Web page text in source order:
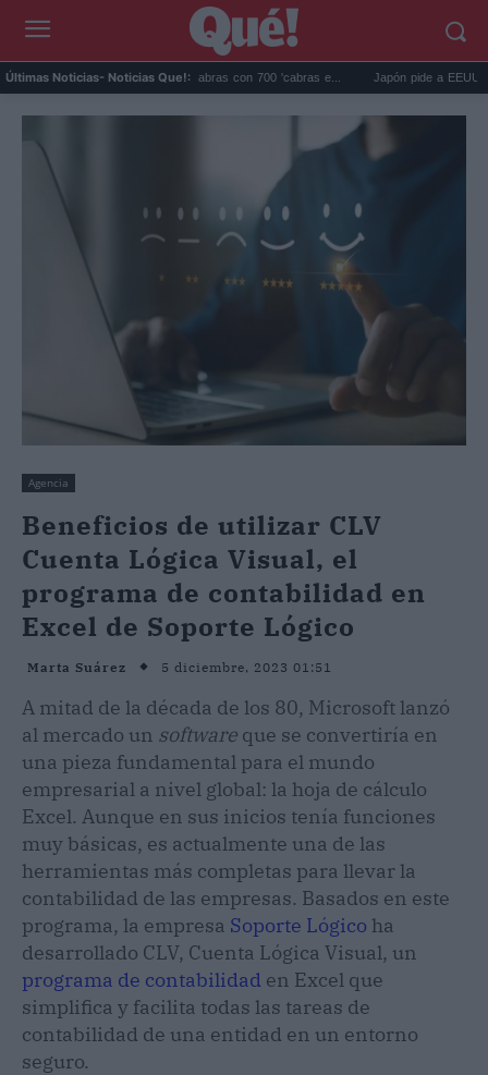
Últimas Noticias- Noticias Que!:
Galápagos eliminó 140.000 cabras con 700 'cabras e... Japón pide a EEUU que
Agencia
Beneficios de utilizar CLV
Cuenta Lógica Visual, el
programa de contabilidad en
Excel de Soporte Lógico
Marta Suárez 5 diciembre, 2023 01:51
A mitad de la década de los 80, Microsoft lanzó
al mercado un software que se convertiría en
una pieza fundamental para el mundo
empresarial a nivel global: la hoja de cálculo
Excel. Aunque en sus inicios tenía funciones
muy básicas, es actualmente una de las
herramientas más completas para llevar la
contabilidad de las empresas. Basados en este
programa, la empresa Soporte Lógico ha
desarrollado CLV, Cuenta Lógica Visual, un
programa de contabilidad en Excel que
simplifica y facilita todas las tareas de
contabilidad de una entidad en un entorno
seguro.